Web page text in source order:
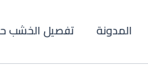
المدونة تفصيل الخشب